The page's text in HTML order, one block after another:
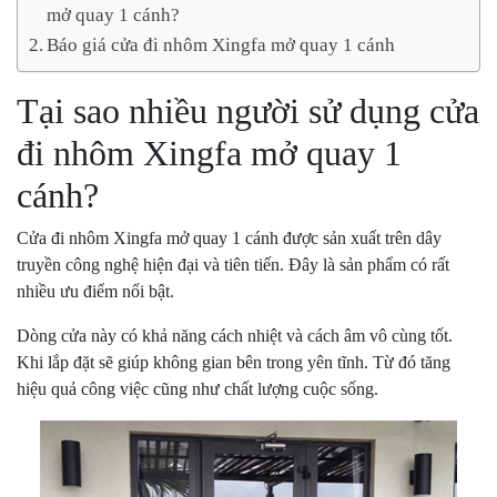
mở quay 1 cánh?
Báo giá cửa đi nhôm Xingfa mở quay 1 cánh
Tại sao nhiều người sử dụng cửa
đi nhôm Xingfa mở quay 1
cánh?
Cửa đi nhôm Xingfa mở quay 1 cánh được sản xuất trên dây
truyền công nghệ hiện đại và tiên tiến. Đây là sản phẩm có rất
nhiều ưu điểm nổi bật.
Dòng cửa này có khả năng cách nhiệt và cách âm vô cùng tốt.
Khi lắp đặt sẽ giúp không gian bên trong yên tĩnh. Từ đó tăng
hiệu quả công việc cũng như chất lượng cuộc sống.